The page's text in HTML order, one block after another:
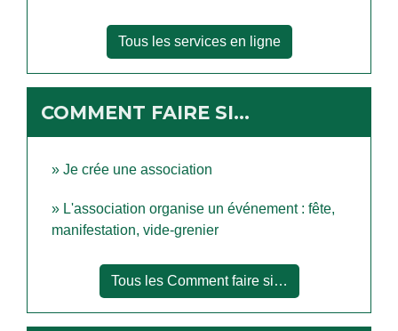
Tous les services en ligne
COMMENT FAIRE SI…
Je crée une association
L'association organise un événement : fête,
manifestation, vide-grenier
Tous les Comment faire si…